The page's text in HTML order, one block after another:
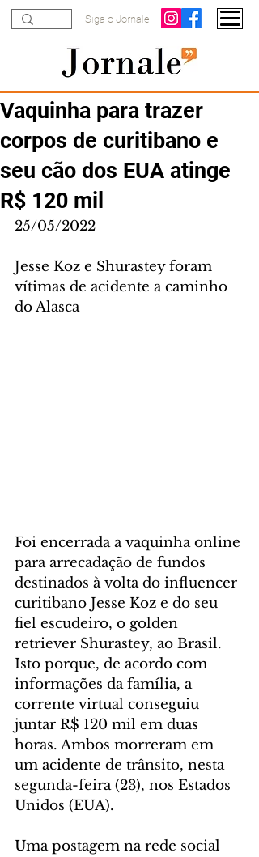
Siga o Jornale
Vaquinha para trazer
corpos de curitibano e
seu cão dos EUA atinge
R$ 120 mil
25/05/2022
Jesse Koz e Shurastey foram
vítimas de acidente a caminho
do Alasca
Foi encerrada a vaquinha online
para arrecadação de fundos
destinados à volta do influencer
curitibano Jesse Koz e do seu
fiel escudeiro, o golden
retriever Shurastey, ao Brasil.
Isto porque, de acordo com
informações da família, a
corrente virtual conseguiu
juntar R$ 120 mil em duas
horas. Ambos morreram em
um acidente de trânsito, nesta
segunda-feira (23), nos Estados
Unidos (EUA).
Uma postagem na rede social